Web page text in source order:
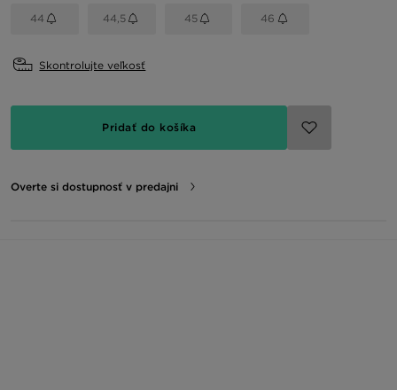
44 44,5 45 46
Skontrolujte veľkosť
Pridať do košíka
Overte si dostupnosť v predajni